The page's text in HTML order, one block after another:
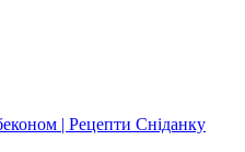
| Рецепти Сніданку